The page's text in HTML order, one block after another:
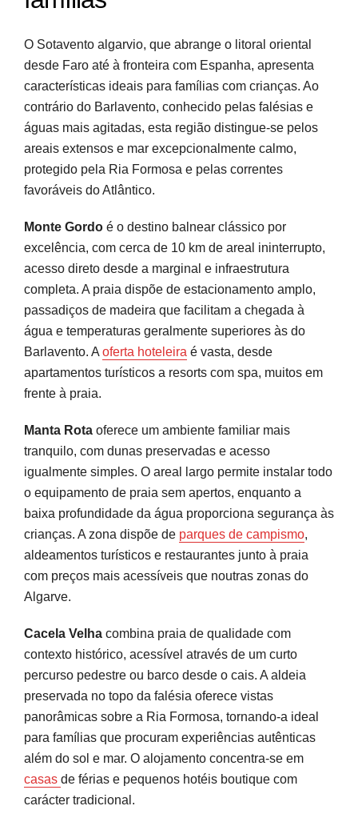
O Sotavento algarvio, que abrange o litoral oriental
desde Faro até à fronteira com Espanha, apresenta
características ideais para famílias com crianças. Ao
contrário do Barlavento, conhecido pelas falésias e
águas mais agitadas, esta região distingue-se pelos
areais extensos e mar excepcionalmente calmo,
protegido pela Ria Formosa e pelas correntes
favoráveis do Atlântico.
Monte Gordo é o destino balnear clássico por
excelência, com cerca de 10 km de areal ininterrupto,
acesso direto desde a marginal e infraestrutura
completa. A praia dispõe de estacionamento amplo,
passadiços de madeira que facilitam a chegada à
água e temperaturas geralmente superiores às do
Barlavento. A oferta hoteleira é vasta, desde
apartamentos turísticos a resorts com spa, muitos em
frente à praia.
Manta Rota oferece um ambiente familiar mais
tranquilo, com dunas preservadas e acesso
igualmente simples. O areal largo permite instalar todo
o equipamento de praia sem apertos, enquanto a
baixa profundidade da água proporciona segurança às
crianças. A zona dispõe de parques de campismo,
aldeamentos turísticos e restaurantes junto à praia
com preços mais acessíveis que noutras zonas do
Algarve.
Cacela Velha combina praia de qualidade com
contexto histórico, acessível através de um curto
percurso pedestre ou barco desde o cais. A aldeia
preservada no topo da falésia oferece vistas
panorâmicas sobre a Ria Formosa, tornando-a ideal
para famílias que procuram experiências autênticas
além do sol e mar. O alojamento concentra-se em
casas de férias e pequenos hotéis boutique com
carácter tradicional.